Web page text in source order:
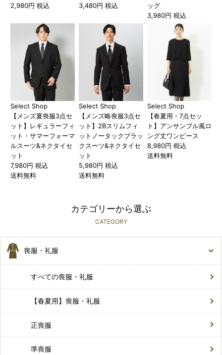
2,980円 税込
3,480円 税込
ッグ
3,980円 税込
Select Shop
【メンズ夏喪服3点セ
ット】レギュラーフィ
ット・サマーフォーマ
ルスーツ&ネクタイセ
ット
7,980円 税込
送料無料
Select Shop
【メンズ略喪服3点セ
ット】2Bスリムフィ
ットノータックブラッ
クスーツ&ネクタイセ
ット
5,980円 税込
送料無料
Select Shop
【春夏用・7点セッ
ト】アンサンブル風ロ
ング丈ワンピース
8,980円 税込
送料無料
カテゴリーから選ぶ
CATEGORY
喪服・礼服
すべての喪服・礼服
【春夏用】喪服・礼服
正喪服
準喪服